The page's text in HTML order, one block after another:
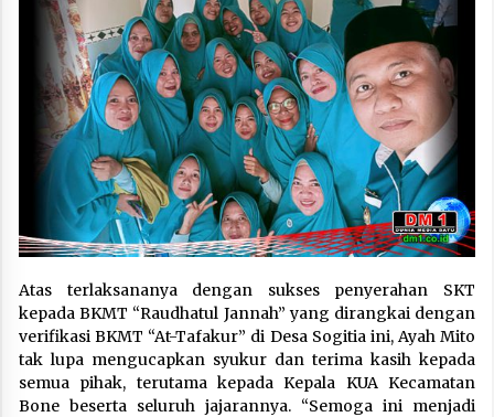
Atas terlaksananya dengan sukses penyerahan SKT
kepada BKMT “Raudhatul Jannah” yang dirangkai dengan
verifikasi BKMT “At-Tafakur” di Desa Sogitia ini, Ayah Mito
tak lupa mengucapkan syukur dan terima kasih kepada
semua pihak, terutama kepada Kepala KUA Kecamatan
Bone beserta seluruh jajarannya. “Semoga ini menjadi